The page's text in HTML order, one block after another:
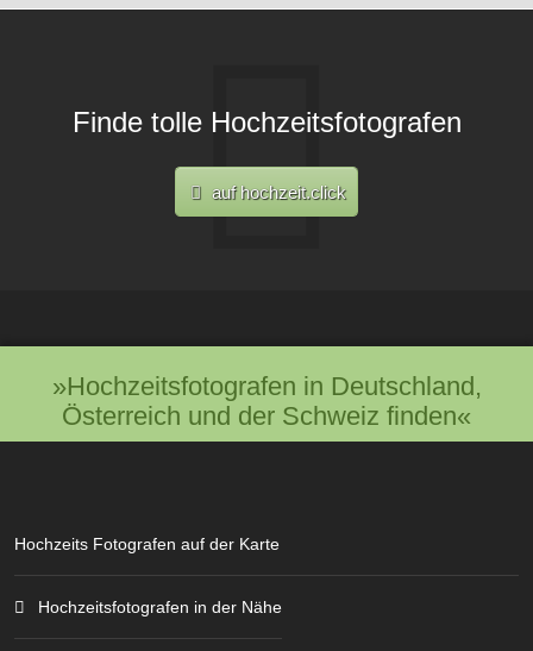
Finde tolle Hochzeitsfotografen
auf hochzeit.click
»Hochzeitsfotografen in Deutschland,
Österreich und der Schweiz finden«
Hochzeits Fotografen auf der Karte
Hochzeitsfotografen in der Nähe